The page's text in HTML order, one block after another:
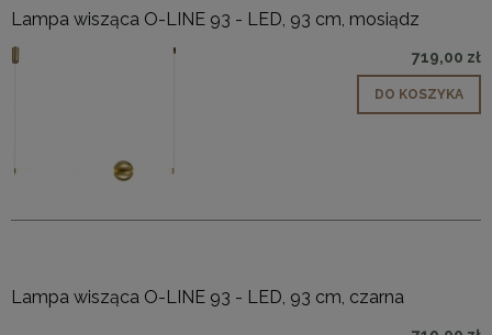
Lampa wisząca O-LINE 93 - LED, 93 cm, mosiądz
719,00 zł
DO KOSZYKA
Lampa wisząca O-LINE 93 - LED, 93 cm, czarna